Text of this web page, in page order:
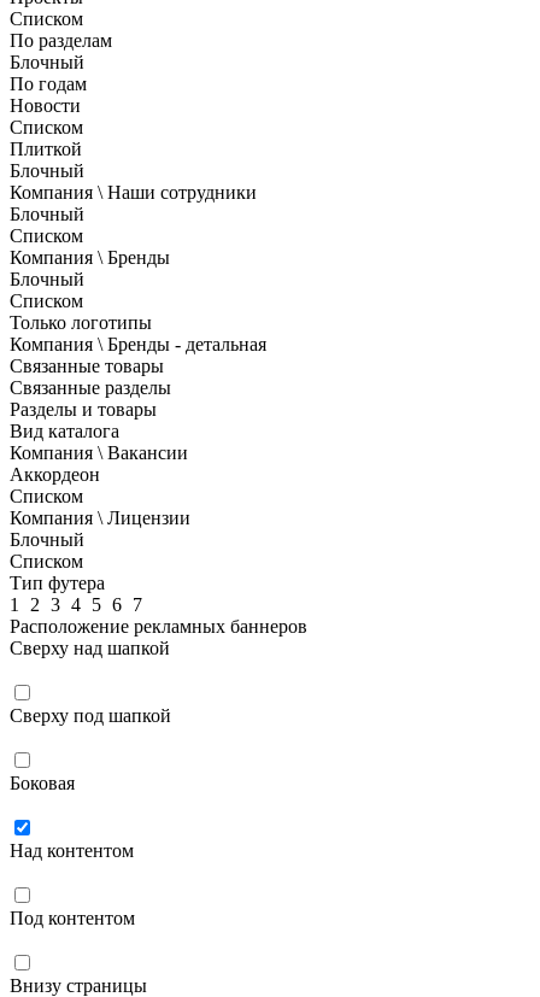
Списком
По разделам
Блочный
По годам
Новости
Списком
Плиткой
Блочный
Компания \ Наши сотрудники
Блочный
Списком
Компания \ Бренды
Блочный
Списком
Только логотипы
Компания \ Бренды - детальная
Связанные товары
Связанные разделы
Разделы и товары
Вид каталога
Компания \ Вакансии
Аккордеон
Списком
Компания \ Лицензии
Блочный
Списком
Тип футера
1
2 3 4 5 6 7
Расположение рекламных баннеров
Сверху над шапкой
Сверху под шапкой
Боковая
Над контентом
Под контентом
Внизу страницы